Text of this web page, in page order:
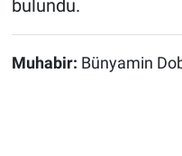
bulundu.
Muhabir: Bünyamin